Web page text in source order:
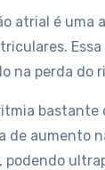
atrial é uma
na perda do
bastante
de aumento
podendo